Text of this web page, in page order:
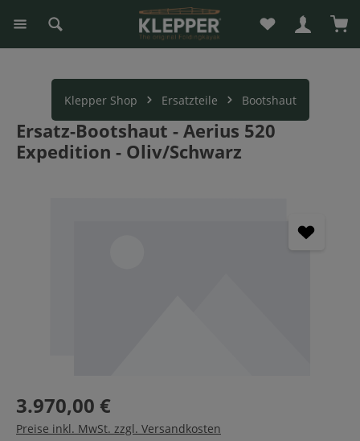
springen Du hast 0
Klepper Shop Ersatzteile Bootshaut
Ersatz-Bootshaut - Aerius 520
Expedition - Oliv/Schwarz
3.970,00 €
Preise inkl. MwSt. zzgl. Versandkosten